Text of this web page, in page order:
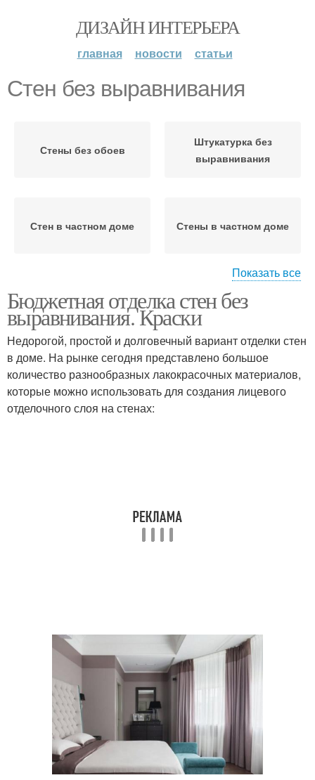
ДИЗАЙН ИНТЕРЬЕРА
главная новости статьи
Стен без выравнивания
Стены без обоев
Штукатурка без
выравнивания
Стен в частном доме Стены в частном доме
Стен в квартире Стен в прихожей
Показать все
Бюджетная отделка стен без
выравнивания. Краски
Недорогой, простой и долговечный вариант отделки стен
в доме. На рынке сегодня представлено большое
количество разнообразных лакокрасочных материалов,
которые можно использовать для создания лицевого
отделочного слоя на стенах: